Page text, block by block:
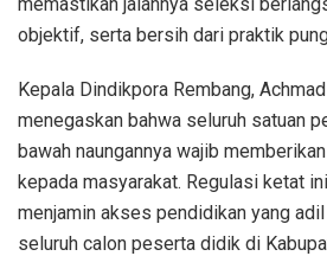
objektif, serta bersih dari praktik
​Kepala Dindikpora Rembang,
menegaskan bahwa seluruh satuan
bawah naungannya wajib
kepada masyarakat. Regulasi ketat
menjamin akses pendidikan yang
seluruh calon peserta didik di